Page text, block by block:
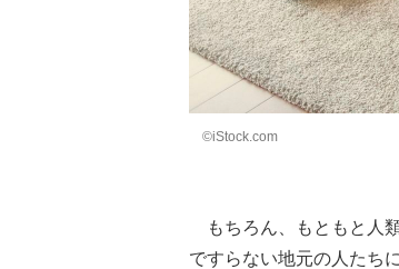
©iStock.com
もちろん、もともと人
ですらない地元の人たち